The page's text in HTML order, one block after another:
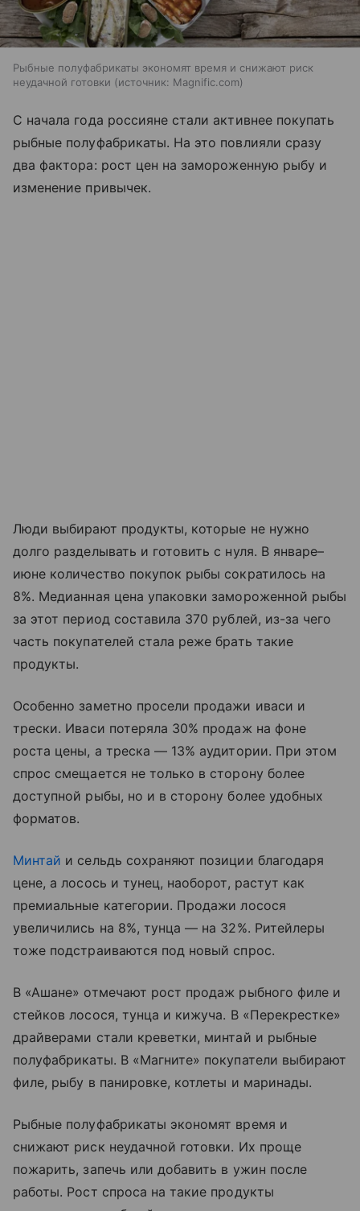
Рыбные полуфабрикаты экономят время и снижают риск
неудачной готовки
источник: Magnific.com
С начала года россияне стали активнее покупать
рыбные полуфабрикаты. На это повлияли сразу
два фактора: рост цен на замороженную рыбу и
изменение привычек.
Люди выбирают продукты, которые не нужно
долго разделывать и готовить с нуля. В январе–
июне количество покупок рыбы сократилось на
8%. Медианная цена упаковки замороженной рыбы
за этот период составила 370 рублей, из-за чего
часть покупателей стала реже брать такие
продукты.
Особенно заметно просели продажи иваси и
трески. Иваси потеряла 30% продаж на фоне
роста цены, а треска — 13% аудитории. При этом
спрос смещается не только в сторону более
доступной рыбы, но и в сторону более удобных
форматов.
Минтай и сельдь сохраняют позиции благодаря
цене, а лосось и тунец, наоборот, растут как
премиальные категории. Продажи лосося
увеличились на 8%, тунца — на 32%. Ритейлеры
тоже подстраиваются под новый спрос.
В «Ашане» отмечают рост продаж рыбного филе и
стейков лосося, тунца и кижуча. В «Перекрестке»
драйверами стали креветки, минтай и рыбные
полуфабрикаты. В «Магните» покупатели выбирают
филе, рыбу в панировке, котлеты и маринады.
Рыбные полуфабрикаты экономят время и
снижают риск неудачной готовки. Их проще
пожарить, запечь или добавить в ужин после
работы. Рост спроса на такие продукты